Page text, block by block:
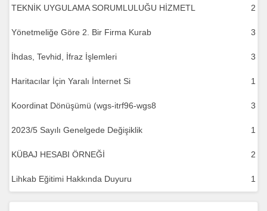
TEKNİK UYGULAMA SORUMLULUĞU HİZMETL 2
Yönetmeliğe Göre 2. Bir Firma Kurab 3
İhdas, Tevhid, İfraz İşlemleri 3
Haritacılar İçin Yaralı İnternet Si 1
Koordinat Dönüşümü (wgs-itrf96-wgs8 3
2023/5 Sayılı Genelgede Değişiklik 1
KÜBAJ HESABI ÖRNEĞİ 2
Lihkab Eğitimi Hakkında Duyuru 1